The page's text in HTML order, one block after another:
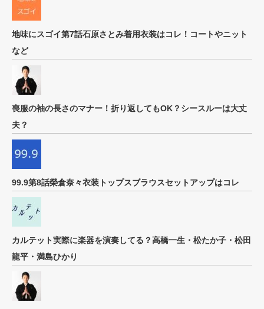
地味にスゴイ第7話石原さとみ着用衣装はコレ！コートやニット
など
喪服の袖の長さのマナー！折り返してもOK？シースルーは大丈
夫？
99.9第8話榮倉奈々衣装トップスブラウスセットアップはコレ
カルテット実際に楽器を演奏してる？高橋一生・松たか子・松田
龍平・満島ひかり